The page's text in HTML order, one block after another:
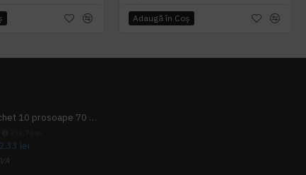
Adaugă în Coş
Pachet 10 prosoape 70 x 140cm 9 + 1 gratuit
lei